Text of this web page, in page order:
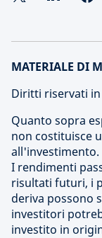
MATERIALE DI
Diritti riservati
Quanto sopra
non costituisce
all'investimento.
I rendimenti
risultati futuri, i
deriva possono
investitori
investito in